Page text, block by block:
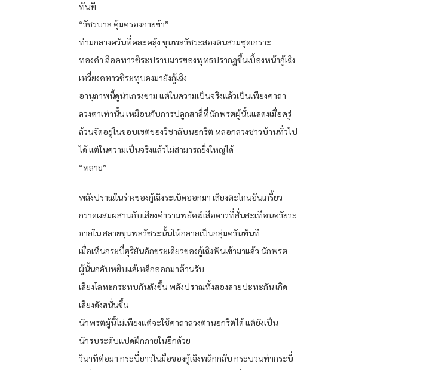
ทันที
“วัชรบาล คุ้มครองกายข้า”
ท่ามกลางควันที่คละคลุ้ง ขุนพลวัชระสองตนสวมชุดเกราะ
ทองคำ ถือคทาวชิระปราบมารของพุทธปรากฏขึ้นเบื้องหน้ากู้เฉิง
เหวี่ยงคทาวชิระทุบลงมายังกู้เฉิง
อานุภาพนี้ดูน่าเกรงขาม แต่ในความเป็นจริงแล้วเป็นเพียงคาถา
ลวงตาเท่านั้น เหมือนกับการปลูกสาลี่ที่นักพรตผู้นั้นแสดงเมื่อครู่
ล้วนจัดอยู่ในขอบเขตของวิชาลับนอกรีต หลอกลวงชาวบ้านทั่วไป
ได้ แต่ในความเป็นจริงแล้วไม่สามารถยิ่งใหญ่ได้
“ทลาย”
พลังปราณในร่างของกู้เฉิงระเบิดออกมา เสียงตะโกนอันเกรี้ยว
กราดผสมผสานกับเสียงคำรามพยัคฆ์เสือดาวที่สั่นสะเทือนอวัยวะ
ภายใน สลายขุนพลวัชระนั้นให้กลายเป็นกลุ่มควันทันที
เมื่อเห็นกระบี่สุริยันอักขระเดียวของกู้เฉิงฟันเข้ามาแล้ว นักพรต
ผู้นั้นกลับหยิบแส้เหล็กออกมาต้านรับ
เสียงโลหะกระทบกันดังขึ้น พลังปราณทั้งสองสายปะทะกัน เกิด
เสียงดังสนั่นขึ้น
นักพรตผู้นี้ไม่เพียงแต่จะใช้คาถาลวงตานอกรีตได้ แต่ยังเป็น
นักรบระดับแปดฝึกภายในอีกด้วย
วินาทีต่อมา กระบี่ยาวในมือของกู้เฉิงพลิกกลับ กระบวนท่ากระบี่